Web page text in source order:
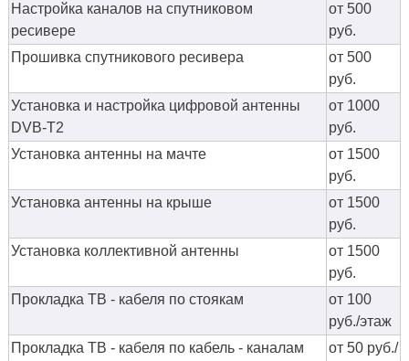
Настройка каналов на спутниковом
ресивере
от 500
руб.
Прошивка спутникового ресивера
от 500
руб.
Установка и настройка цифровой антенны
DVB-T2
от 1000
руб.
Установка антенны на мачте
от 1500
руб.
Установка антенны на крыше
от 1500
руб.
Установка коллективной антенны
от 1500
руб.
Прокладка ТВ - кабеля по стоякам
от 100
руб./этаж
Прокладка ТВ - кабеля по кабель - каналам
от 50 руб./